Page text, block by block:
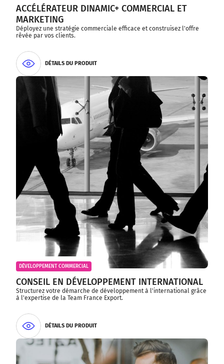
ACCÉLÉRATEUR DINAMIC+ COMMERCIAL ET
MARKETING
Déployez une stratégie commerciale efficace et construisez l'offre
rêvée par vos clients.
DÉTAILS DU PRODUIT
DÉVELOPPEMENT COMMERCIAL
CONSEIL EN DÉVELOPPEMENT INTERNATIONAL
Structurez votre démarche de développement à l'international grâce
à l'expertise de la Team France Export.
DÉTAILS DU PRODUIT